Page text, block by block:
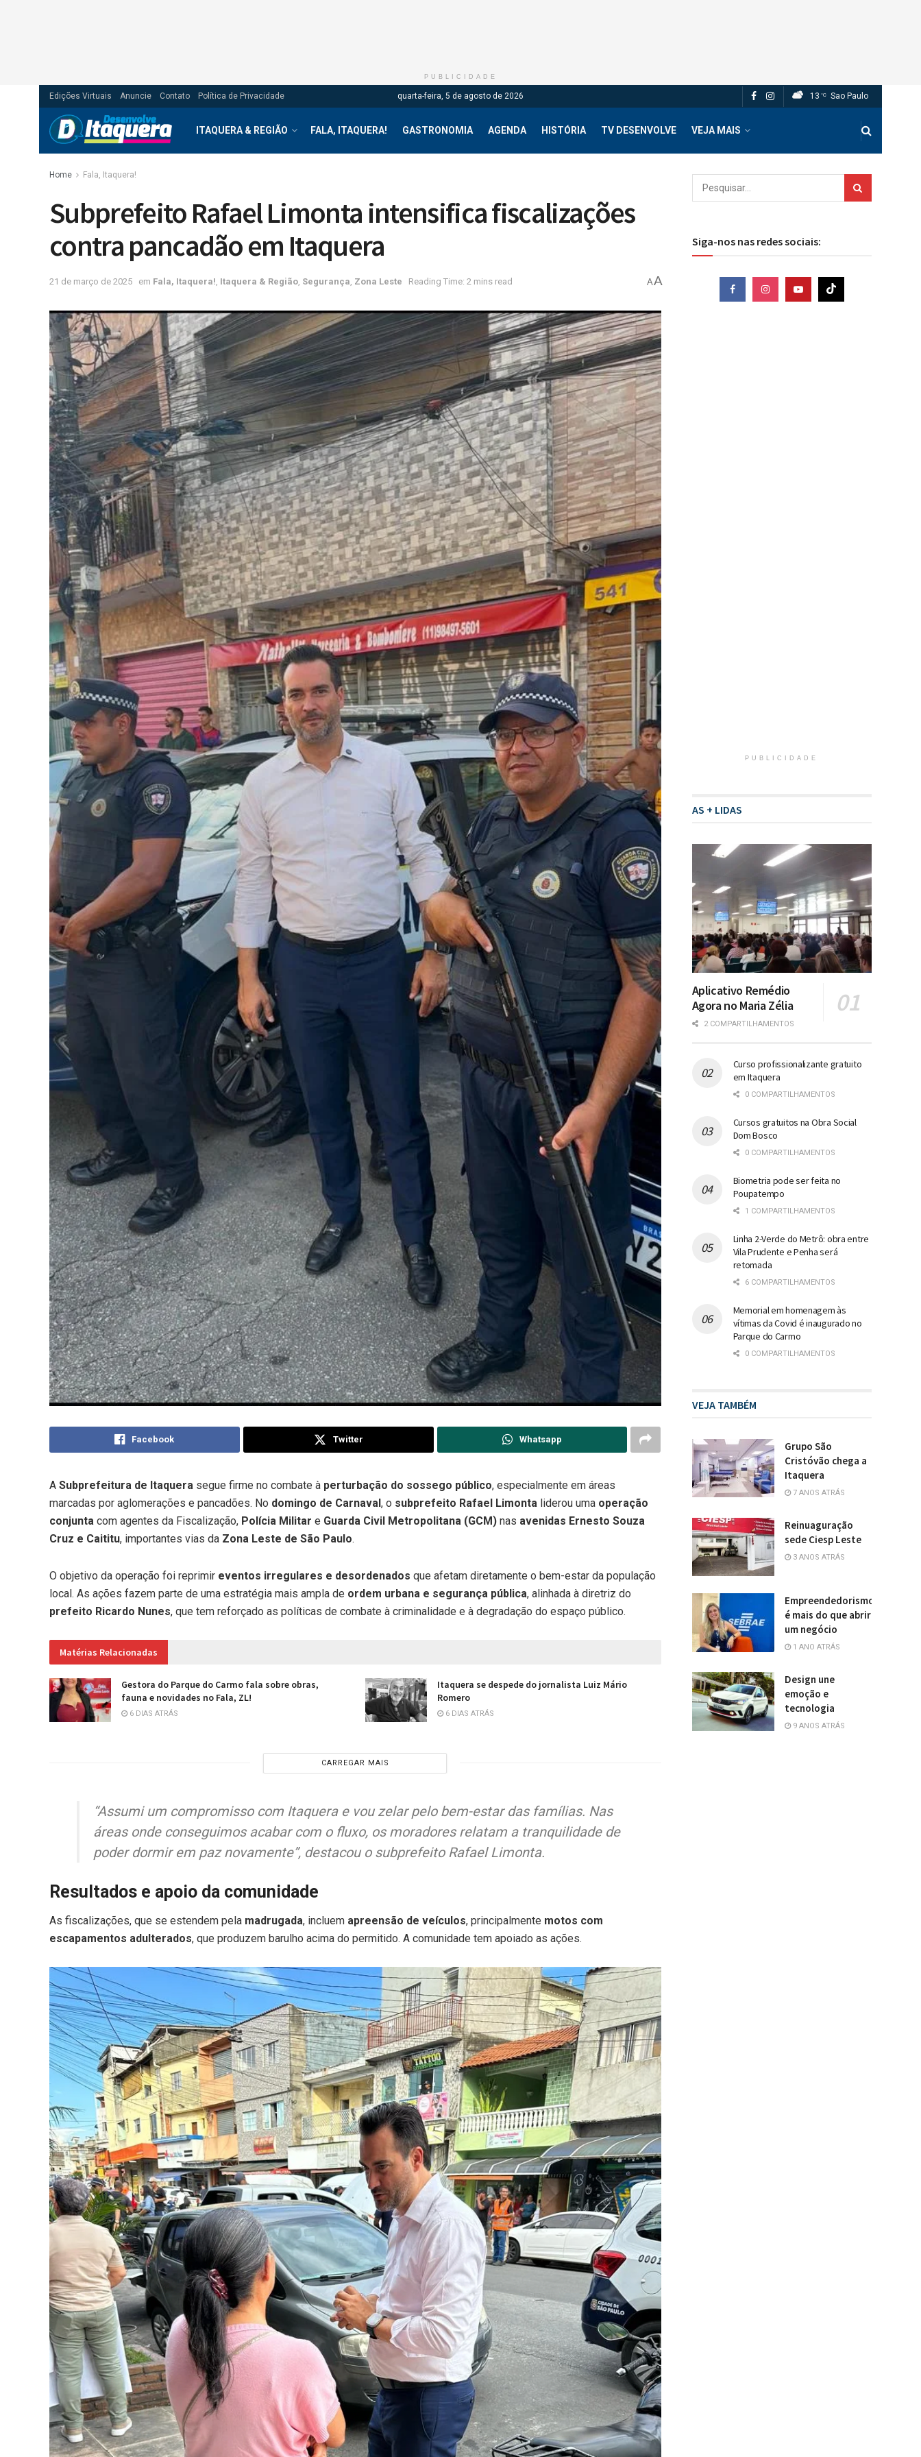
PUBLICIDADE
Edições Virtuais Anuncie Contato Política de Privacidade quarta-feira, 5 de agosto de 2026 13 °C Sao Paulo
ITAQUERA & REGIÃO FALA, ITAQUERA! GASTRONOMIA AGENDA HISTÓRIA TV DESENVOLVE VEJA MAIS
Home Fala, Itaquera!
Subprefeito Rafael Limonta intensifica fiscalizações
contra pancadão em Itaquera
21 de março de 2025 em Fala, Itaquera! Itaquera & Região Segurança Zona Leste Reading Time: 2 mins read AA
Facebook Twitter Whatsapp
A Subprefeitura de Itaquera segue firme no combate à perturbação do sossego público, especialmente em áreas
marcadas por aglomerações e pancadões. No domingo de Carnaval, o subprefeito Rafael Limonta liderou uma operação
conjunta com agentes da Fiscalização, Polícia Militar e Guarda Civil Metropolitana (GCM) nas avenidas Ernesto Souza
Cruz e Caititu, importantes vias da Zona Leste de São Paulo.
O objetivo da operação foi reprimir eventos irregulares e desordenados que afetam diretamente o bem-estar da população
local. As ações fazem parte de uma estratégia mais ampla de ordem urbana e segurança pública, alinhada à diretriz do
prefeito Ricardo Nunes, que tem reforçado as políticas de combate à criminalidade e à degradação do espaço público.
Matérias Relacionadas
Gestora do Parque do Carmo fala sobre obras,
fauna e novidades no Fala, ZL!
6 DIAS ATRÁS
Itaquera se despede do jornalista Luiz Mário
Romero
6 DIAS ATRÁS
CARREGAR MAIS
“Assumi um compromisso com Itaquera e vou zelar pelo bem-estar das famílias. Nas
áreas onde conseguimos acabar com o fluxo, os moradores relatam a tranquilidade de
poder dormir em paz novamente”, destacou o subprefeito Rafael Limonta.
Resultados e apoio da comunidade
As fiscalizações, que se estendem pela madrugada, incluem apreensão de veículos, principalmente motos com
escapamentos adulterados, que produzem barulho acima do permitido. A comunidade tem apoiado as ações.
Siga-nos nas redes sociais:
PUBLICIDADE
AS + LIDAS
Aplicativo Remédio
Agora no Maria Zélia
2 COMPARTILHAMENTOS
Curso profissionalizante gratuito
em Itaquera
0 COMPARTILHAMENTOS
Cursos gratuitos na Obra Social
Dom Bosco
0 COMPARTILHAMENTOS
Biometria pode ser feita no
Poupatempo
1 COMPARTILHAMENTOS
Linha 2-Verde do Metrô: obra entre
Vila Prudente e Penha será
retomada
6 COMPARTILHAMENTOS
Memorial em homenagem às
vítimas da Covid é inaugurado no
Parque do Carmo
0 COMPARTILHAMENTOS
VEJA TAMBÉM
Grupo São
Cristóvão chega a
Itaquera
7 ANOS ATRÁS
Reinuaguração
sede Ciesp Leste
3 ANOS ATRÁS
Empreendedorismo
é mais do que abrir
um negócio
1 ANO ATRÁS
Design une
emoção e
tecnologia
9 ANOS ATRÁS